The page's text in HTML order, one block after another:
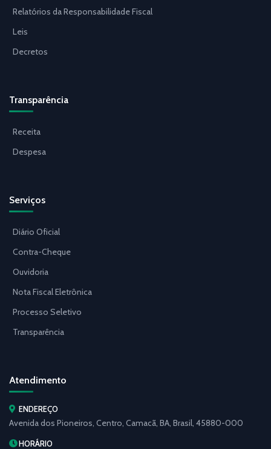
Relatórios da Responsabilidade Fiscal
Leis
Decretos
Transparência
Receita
Despesa
Serviços
Diário Oficial
Contra-Cheque
Ouvidoria
Nota Fiscal Eletrônica
Processo Seletivo
Transparência
Atendimento
ENDEREÇO
Avenida dos Pioneiros, Centro, Camacã, BA, Brasil, 45880-000
HORÁRIO